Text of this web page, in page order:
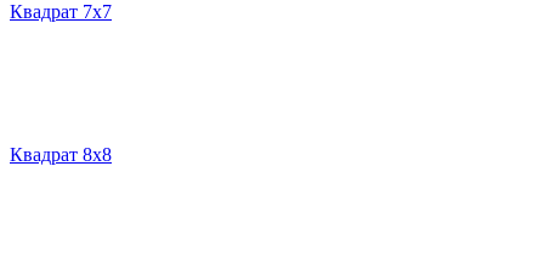
Квадрат 7х7
Квадрат 8х8